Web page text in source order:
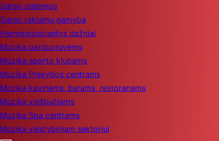
Garso sistemos
Garso reklamų gamyba
Harmonizuojantys dažniai
Muzika parduotuvėms
Muzika sporto klubams
Muzika Prekybos centrams
Muzika kavinėms, barams, restoranams
Muzika viešbučiams
Muzika Spa centrams
Muzika valstybiniam sektoriui